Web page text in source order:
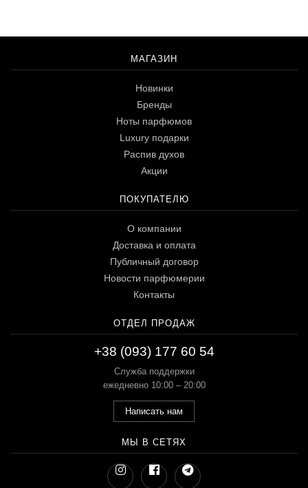
МАГАЗИН
Новинки
Бренды
Ноты парфюмов
Luxury подарки
Распив духов
Акции
ПОКУПАТЕЛЮ
О компании
Доставка и оплата
Публичный договор
Новости парфюмерии
Контакты
ОТДЕЛ ПРОДАЖ
+38 (093) 177 60 54
Служба поддержки
ежедневно 10:00 – 20:00
Написать нам
МЫ В СЕТЯХ